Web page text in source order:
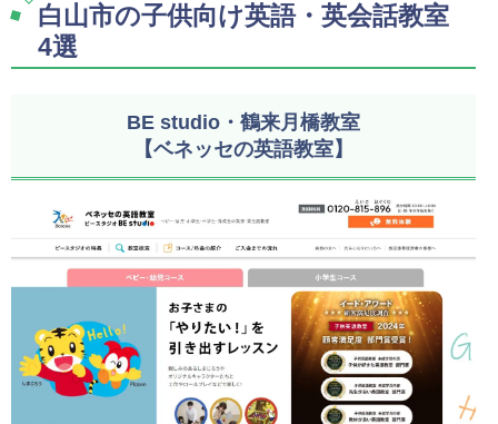
白山市の子供向け英語・英会話教室
4選
BE studio・鶴来月橋教室
【ベネッセの英語教室】